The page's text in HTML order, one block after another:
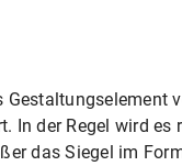
In der Regel wird
das Siegel im